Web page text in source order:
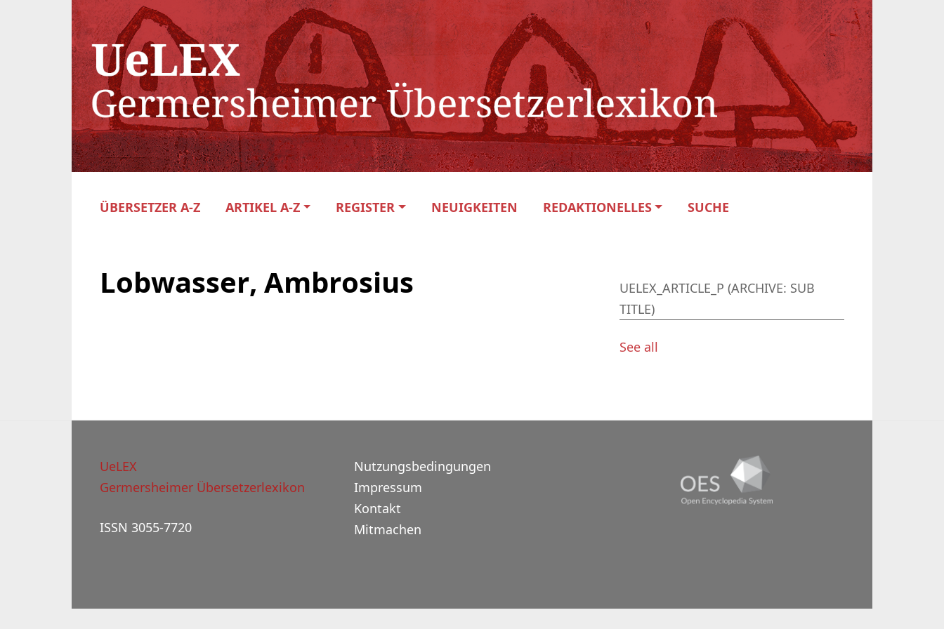
ÜBERSETZER A-Z ARTIKEL A-Z REGISTER NEUIGKEITEN REDAKTIONELLES SUCHE
Lobwasser, Ambrosius
UELEX_ARTICLE_P (ARCHIVE: SUB
TITLE)
See all
UeLEX
Germersheimer Übersetzerlexikon
ISSN 3055-7720
Nutzungsbedingungen
Impressum
Kontakt
Mitmachen